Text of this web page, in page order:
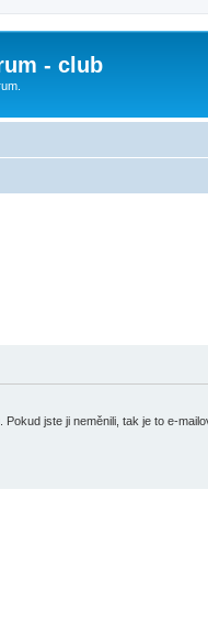
- club
jste ji neměnili, tak je to e-